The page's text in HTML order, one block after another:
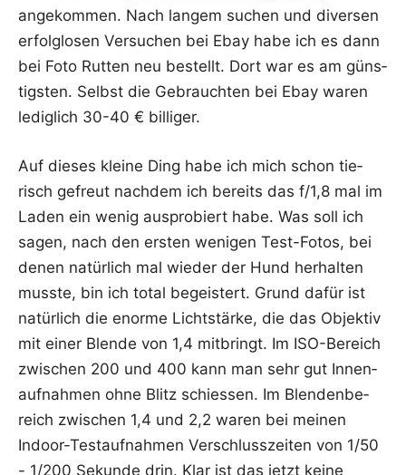
ange­kom­men. Nach lan­gem suchen und diver­sen
erfolg­lo­sen Ver­su­chen bei Ebay habe ich es dann
bei Foto Rut­ten neu bestellt. Dort war es am güns­
tigs­ten. Selbst die Gebrauch­ten bei Ebay waren
ledig­lich 30-40 € billiger.
Auf die­ses klei­ne Ding habe ich mich schon tie­
risch gefreut nach­dem ich bereits das f/1,8 mal im
Laden ein wenig aus­pro­biert habe. Was soll ich
sagen, nach den ers­ten weni­gen Test-Fotos, bei
denen natür­lich mal wie­der der Hund her­hal­ten
muss­te, bin ich total begeis­tert. Grund dafür ist
natür­lich die enor­me Licht­stär­ke, die das Objek­tiv
mit einer Blen­de von 1,4 mit­bringt. Im ISO-Bereich
zwi­schen 200 und 400 kann man sehr gut Innen­
auf­nah­men ohne Blitz schies­sen. Im Blen­den­be­
reich zwi­schen 1,4 und 2,2 waren bei mei­nen
Indoor-Test­auf­nah­men Ver­schluss­zei­ten von 1/50
- 1/200 Sekun­de drin. Klar ist das jetzt kei­ne